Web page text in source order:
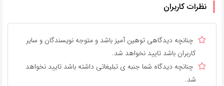
نظرات کاربران
چنانچه دیدگاهی توهین آمیز باشد و متوجه نویسندگان و سایر
کاربران باشد تایید نخواهد شد.
چنانچه دیدگاه شما جنبه ی تبلیغاتی داشته باشد تایید نخواهد
شد.